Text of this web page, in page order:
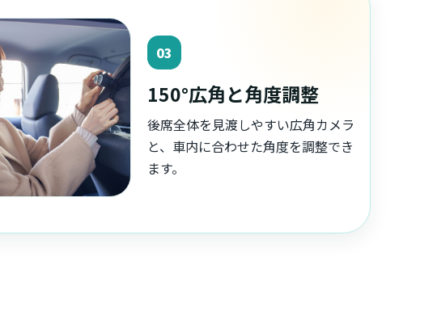
03
150°広角と角度調整
後席全体を見渡しやすい広角カメラ
と、車内に合わせた角度を調整でき
ます。